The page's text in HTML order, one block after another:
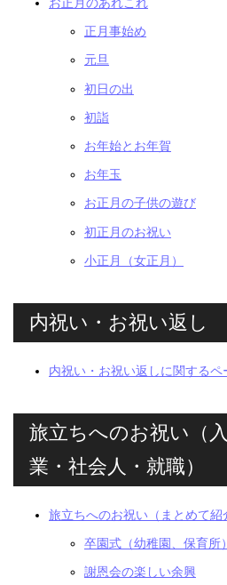
正月事始め
元旦
初日の出
初詣
お年始とお年賀
お年玉
お正月の子供の遊び
初正月のお祝い
小正月（女正月）
内祝い・お祝い返し
内祝い・お祝い返しに関するペ
旅立ちへのお祝い（
業・社会人・就職）
旅立ちへのお祝い（まとめて紹
卒園式（幼稚園、保育所）
謝恩会の楽しい余興